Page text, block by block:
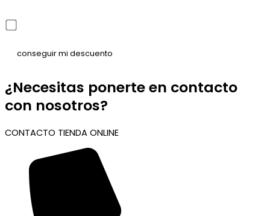
¿Necesitas ponerte en contacto
con nosotros?
CONTACTO TIENDA ONLINE